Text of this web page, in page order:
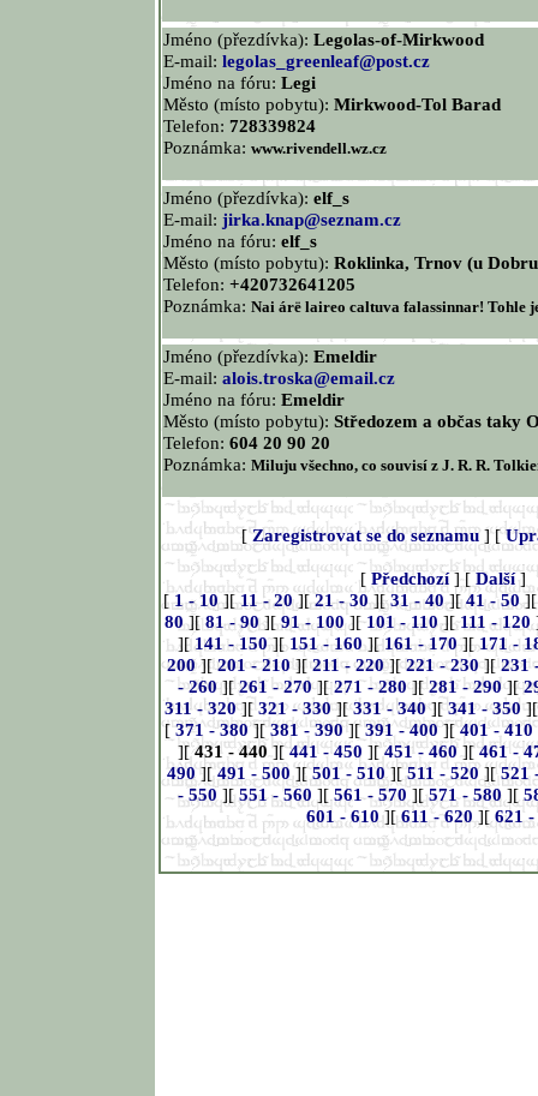
Jméno (přezdívka): Legolas-of-Mirkwood
E-mail: legolas_greenleaf@post.cz
Jméno na fóru: Legi
Město (místo pobytu): Mirkwood-Tol Barad
Telefon: 728339824
Poznámka: www.rivendell.wz.cz
Jméno (přezdívka): elf_s
E-mail: jirka.knap@seznam.cz
Jméno na fóru: elf_s
Město (místo pobytu): Roklinka, Trnov (u
Telefon: +420732641205
Poznámka: Nai árë laireo caltuva falassinnar! Tohle
Jméno (přezdívka): Emeldir
E-mail: alois.troska@email.cz
Jméno na fóru: Emeldir
Město (místo pobytu): Středozem a občas taky
Telefon: 604 20 90 20
Poznámka: Miluju všechno, co souvisí z J. R. R.
[Zaregistrovat se do seznamu] [
[ Předchozí] [Další]
[1 - 10][11 - 20][21 - 30][31 - 40][41 - 50
80][81 - 90][91 - 100][101 - 110][111 - 120
][141 - 150][151 - 160][161 - 170][171 -
200][201 - 210][211 - 220][221 - 230][231
- 260][261 - 270][271 - 280][281 - 290][
311 - 320][321 - 330][331 - 340][341 - 350
[371 - 380][381 - 390][391 - 400][401 - 410
][431 - 440][441 - 450 ][451 - 460][461 -
490][491 - 500][501 - 510][511 - 520][521
- 550][551 - 560 ][ 561 - 570][571 - 580 ][
601 - 610][611 - 620 ][621